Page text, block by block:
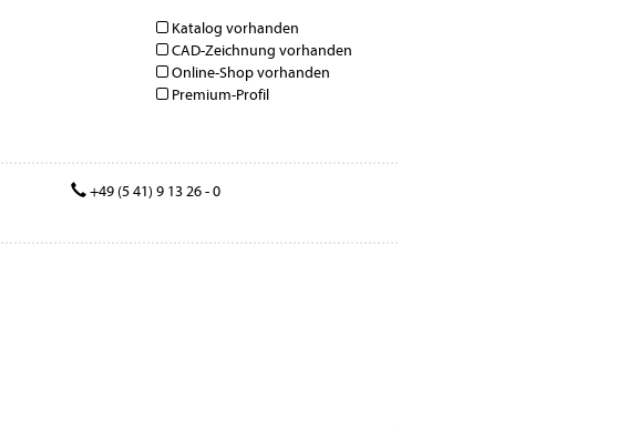
Katalog vorhanden
CAD-Zeichnung vorhanden
Online-Shop vorhanden
Premium-Profil
+49 (5 41) 9 13 26 - 0